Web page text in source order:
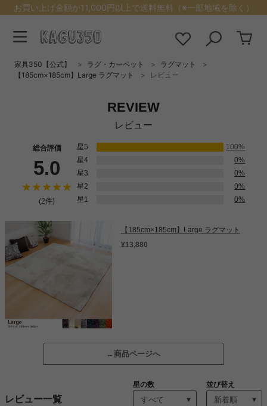
お買い上げ金額が11,000円以上で送料無料（※一部地域を除く）
家具350【公式】 ラグ・カーペット
ラグマット
【185cm×185cm】Large ラグマット
レビュー
REVIEW
レビュー
【185cm×185cm】Large ラグマット
¥13,880
総合評価
5.0
(2件)
星5
100%
星4
0%
星3
0%
星2
0%
星1
0%
商品ページへ
レビュー一覧
星の数 並び替え